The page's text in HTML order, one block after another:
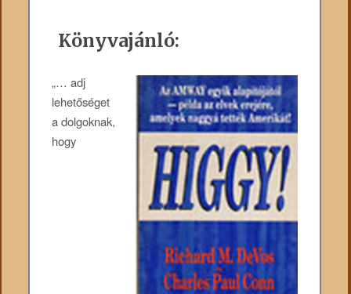
Könyvajánló:
„… adj
lehetőséget
a dolgoknak,
hogy